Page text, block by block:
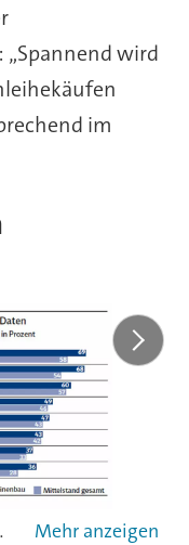
„Spannend wird
im
von Arbeitsprozessen (68 Prozent) und eine bessere Planung und Auslastung von Ressourcen. - Grafik: Produktion/Commerzbank